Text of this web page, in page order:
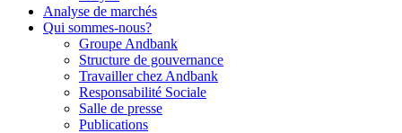
Analyse de marchés
Qui sommes-nous?
Groupe Andbank
Structure de gouvernance
Travailler chez Andbank
Responsabilité Sociale
Salle de presse
Publications